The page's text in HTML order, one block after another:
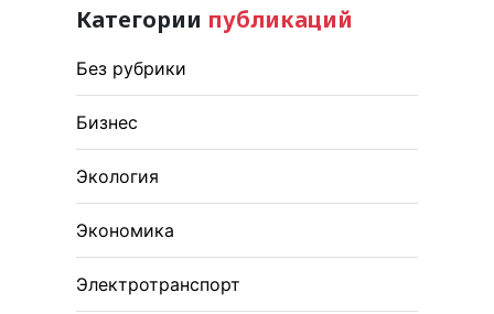
Категории публикаций
Без рубрики
Бизнес
Экология
Экономика
Электротранспорт